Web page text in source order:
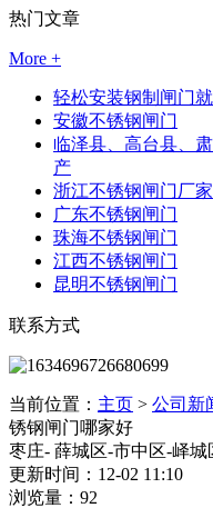
热门文章
More +
轻松安装钢制闸门
安徽不锈钢闸门
临泽县、高台县、
产
浙江不锈钢闸门厂家
广东不锈钢闸门
珠海不锈钢闸门
江西不锈钢闸门
昆明不锈钢闸门
联系方式
当前位置： 主页 > 公司新
锈钢闸门哪家好
枣庄- 薛城区-市中区-峄
更新时间：12-02 11:10
浏览量：92